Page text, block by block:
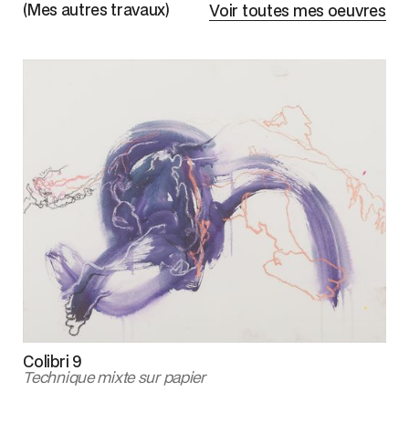
(Mes autres travaux) Voir toutes mes oeuvres
Colibri 9
Technique mixte sur papier